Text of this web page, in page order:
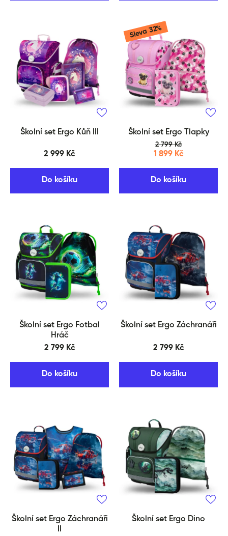
Školní set Ergo Kůň III
2 999 Kč
Do košíku
Sleva 32%
Školní set Ergo Tlapky
2 799 Kč
1 899 Kč
Do košíku
Školní set Ergo Fotbal
Hráč
2 799 Kč
Do košíku
Školní set Ergo Záchranáři
2 799 Kč
Do košíku
Školní set Ergo Záchranáři
Školní set Ergo Dino